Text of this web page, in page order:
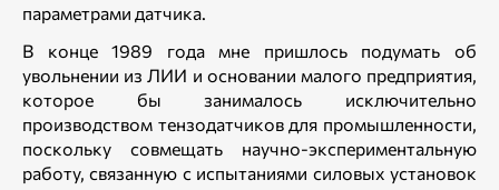
параметрами датчика.
В конце 1989 года мне пришлось подумать об
увольнении из ЛИИ и основании малого предприятия,
которое бы занималось исключительно
производством тензодатчиков для промышленности,
поскольку совмещать научно-экспериментальную
работу, связанную с испытаниями силовых установок